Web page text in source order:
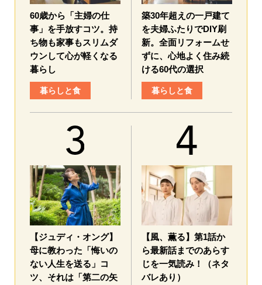
60歳から「主婦の仕
事」を手放すコツ。持
ち物も家事もスリムダ
ウンして心が軽くなる
暮らし
暮らしと食
築30年超えの一戸建て
を夫婦ふたりでDIY刷
新。全面リフォームせ
ずに、心地よく住み続
ける60代の選択
暮らしと食
【ジュディ・オング】
母に教わった「悔いの
ない人生を送る」コ
ツ、それは「第二の矢
【風、薫る】第1話か
ら最新話までのあらす
じを一気読み！（ネタ
バレあり）